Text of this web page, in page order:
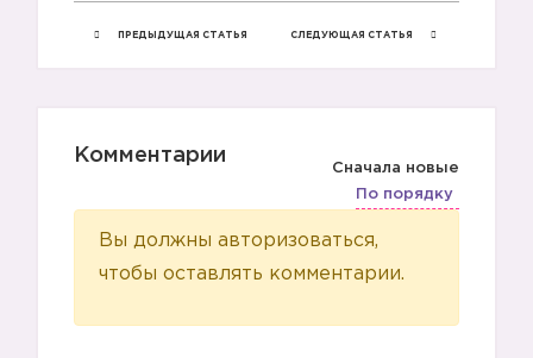
ПРЕДЫДУЩАЯ СТАТЬЯ СЛЕДУЮЩАЯ СТАТЬЯ
Комментарии
Сначала новые
По порядку
Вы должны авторизоваться,
чтобы оставлять комментарии.